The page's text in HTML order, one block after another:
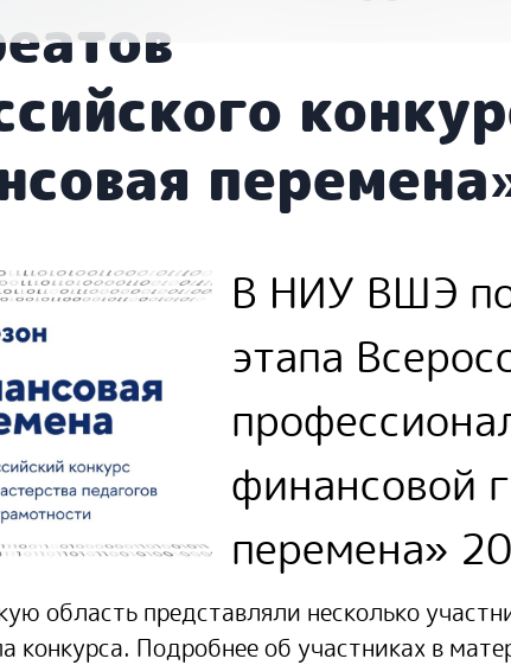
В НИУ ВШЭ
этапа
финансовой
перемена»
область представляли несколько
конкурса. Подробнее об участниках в